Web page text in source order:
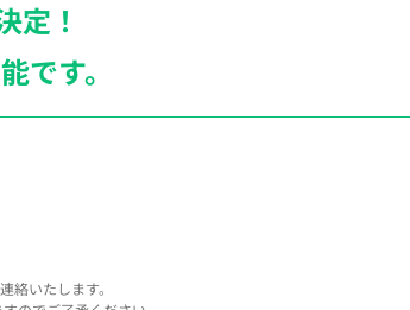
定！
です。
絡いたします。